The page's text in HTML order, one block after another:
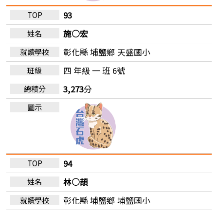
93
施○宏
彰化縣 埔鹽鄉 天盛國小
四 年級 一 班 6號
3,273分
94
林○頡
彰化縣 埔鹽鄉 埔鹽國小